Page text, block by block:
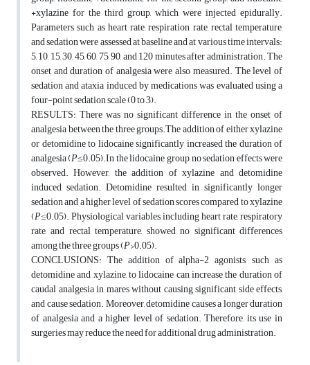
+xylazine for the third group, which were injected epidurally.
Parameters such as heart rate, respiration rate, rectal temperature,
and sedation were assessed at baseline and at various time intervals:
5, 10, 15, 30, 45, 60, 75, 90, and 120 minutes after administration. The
onset and duration of analgesia were also measured. The level of
sedation and ataxia induced by medications was evaluated using a
four-point sedation scale (0 to 3).
RESULTS: There was no significant difference in the onset of
analgesia between the three groups.The addition of either xylazine
or detomidine to lidocaine significantly increased the duration of
analgesia (P≤0.05).In the lidocaine group, no sedation effects were
observed. However, the addition of xylazine and detomidine
induced sedation. Detomidine resulted in significantly longer
sedation and a higher level of sedation scores compared to xylazine
(P≤0.05). Physiological variables, including heart rate, respiratory
rate, and rectal temperature, showed no significant differences
among the three groups (P>0.05).
CONCLUSIONS: The addition of alpha-2 agonists, such as
detomidine and xylazine, to lidocaine can increase the duration of
caudal analgesia in mares without causing significant side effects,
and cause sedation. Moreover, detomidine causes a longer duration
of analgesia and a higher level of sedation. Therefore, its use in
surgeries may reduce the need for additional drug administration.